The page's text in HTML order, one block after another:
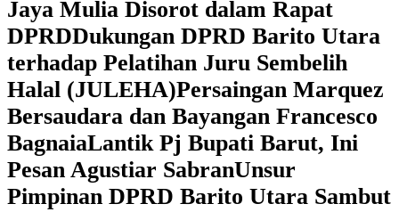
Jaya Mulia Disorot dalam Rapat
DPRDDukungan DPRD Barito Utara
terhadap Pelatihan Juru Sembelih
Halal (JULEHA)Persaingan Marquez
Bersaudara dan Bayangan Francesco
BagnaiaLantik Pj Bupati Barut, Ini
Pesan Agustiar SabranUnsur
Pimpinan DPRD Barito Utara Sambut